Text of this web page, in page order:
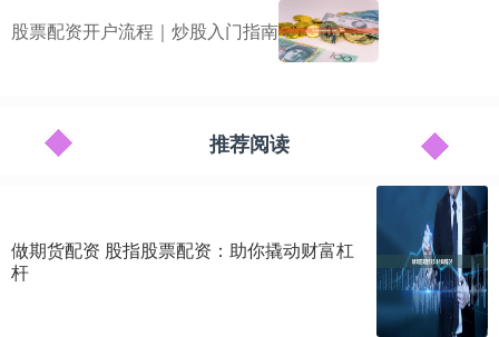
股票配资开户流程｜炒股入门指南
推荐阅读
做期货配资 股指股票配资：助你撬动财富杠
杆